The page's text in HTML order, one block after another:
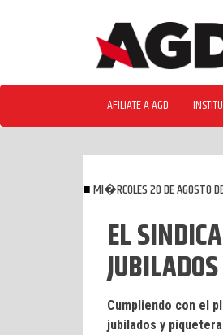
AFILIATE A AGD
MI�RCOLES 20 DE AGOSTO
EL
Cumpliendo con el
jubilados y